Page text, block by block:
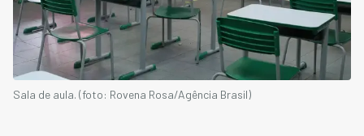
Sala de aula. (foto: Rovena Rosa/Agência Brasil)